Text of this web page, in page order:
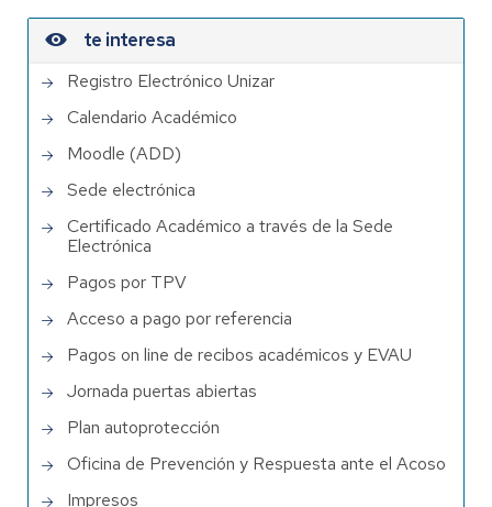
te interesa
Registro Electrónico Unizar
Calendario Académico
Moodle (ADD)
Sede electrónica
Certificado Académico a través de la Sede
Electrónica
Pagos por TPV
Acceso a pago por referencia
Pagos on line de recibos académicos y EVAU
Jornada puertas abiertas
Plan autoprotección
Oficina de Prevención y Respuesta ante el Acoso
Impresos